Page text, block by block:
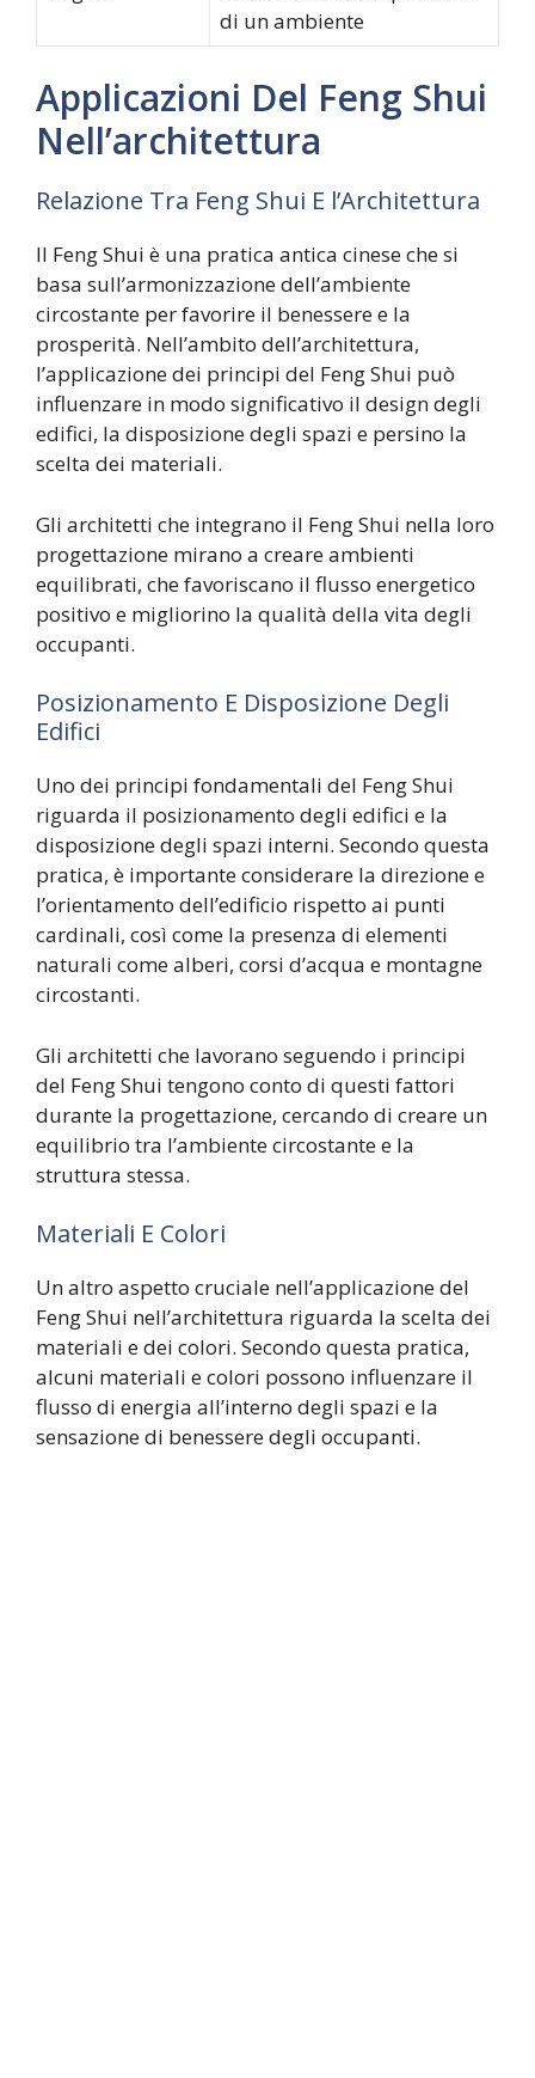
di un ambiente
Applicazioni Del Feng Shui
Nell’architettura
Relazione Tra Feng Shui E l’Architettura
Il Feng Shui è una pratica antica cinese che si
basa sull’armonizzazione dell’ambiente
circostante per favorire il benessere e la
prosperità. Nell’ambito dell’architettura,
l’applicazione dei principi del Feng Shui può
influenzare in modo significativo il design degli
edifici, la disposizione degli spazi e persino la
scelta dei materiali.
Gli architetti che integrano il Feng Shui nella loro
progettazione mirano a creare ambienti
equilibrati, che favoriscano il flusso energetico
positivo e migliorino la qualità della vita degli
occupanti.
Posizionamento E Disposizione Degli
Edifici
Uno dei principi fondamentali del Feng Shui
riguarda il posizionamento degli edifici e la
disposizione degli spazi interni. Secondo questa
pratica, è importante considerare la direzione e
l’orientamento dell’edificio rispetto ai punti
cardinali, così come la presenza di elementi
naturali come alberi, corsi d’acqua e montagne
circostanti.
Gli architetti che lavorano seguendo i principi
del Feng Shui tengono conto di questi fattori
durante la progettazione, cercando di creare un
equilibrio tra l’ambiente circostante e la
struttura stessa.
Materiali E Colori
Un altro aspetto cruciale nell’applicazione del
Feng Shui nell’architettura riguarda la scelta dei
materiali e dei colori. Secondo questa pratica,
alcuni materiali e colori possono influenzare il
flusso di energia all’interno degli spazi e la
sensazione di benessere degli occupanti.